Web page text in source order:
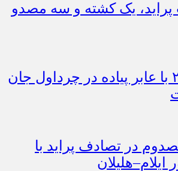
پراید، یک کشته و سه مصدو
برخورد پژو ۲۰۶ با عابر پیاده در چرداول جان
کشته و ۴ مصدوم در تصادف پراید با
ایلام–هلیلان